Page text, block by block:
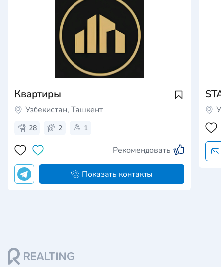
Квартиры
Узбекистан, Ташкент
28 2 1
Рекомендовать
Показать контакты